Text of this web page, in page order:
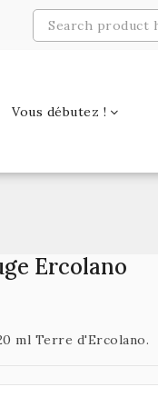
Vous débutez !
Ercolano
ml Terre d'Ercolano.